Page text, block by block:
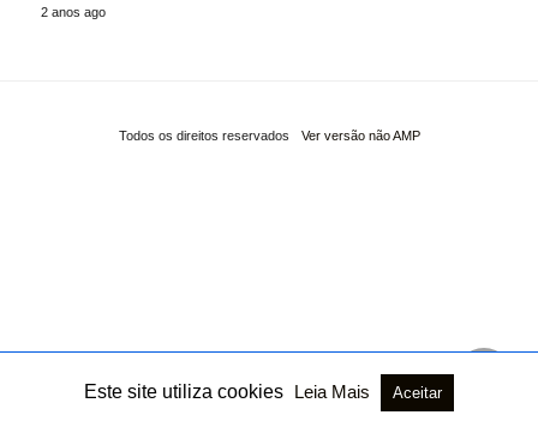
2 anos ago
Todos os direitos reservados Ver versão não AMP
Este site utiliza cookies Leia Mais Aceitar